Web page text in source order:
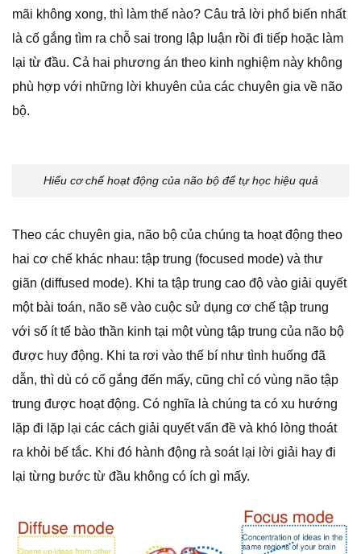
mãi không xong, thì làm thế nào? Câu trả lời phổ biến nhất
là cố gắng tìm ra chỗ sai trong lập luận rồi đi tiếp hoặc làm
lại từ đầu. Cả hai phương án theo kinh nghiệm này không
phù hợp với những lời khuyên của các chuyên gia về não
bộ.
Hiểu cơ chế hoạt động của não bộ để tự học hiệu quả
Theo các chuyên gia, não bộ của chúng ta hoạt động theo
hai cơ chế khác nhau: tập trung (focused mode) và thư
giãn (diffused mode). Khi ta tập trung cao độ vào giải quyết
một bài toán, não sẽ vào cuộc sử dụng cơ chế tập trung
với số ít tế bào thần kinh tại một vùng tập trung của não bộ
được huy động. Khi ta rơi vào thế bí như tình huống đã
dẫn, thì dù có cố gắng đến mấy, cũng chỉ có vùng não tập
trung được hoạt động. Có nghĩa là chúng ta có xu hướng
lặp đi lặp lại các cách giải quyết vấn đề và khó lòng thoát
ra khỏi bế tắc. Khi đó hành động rà soát lại lời giải hay đi
lại từng bước từ đầu không có ích gì mấy.